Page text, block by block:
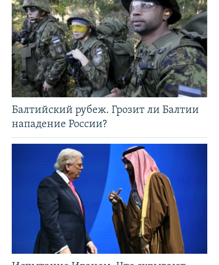
Балтийский рубеж. Грозит ли Балтии
нападение России?